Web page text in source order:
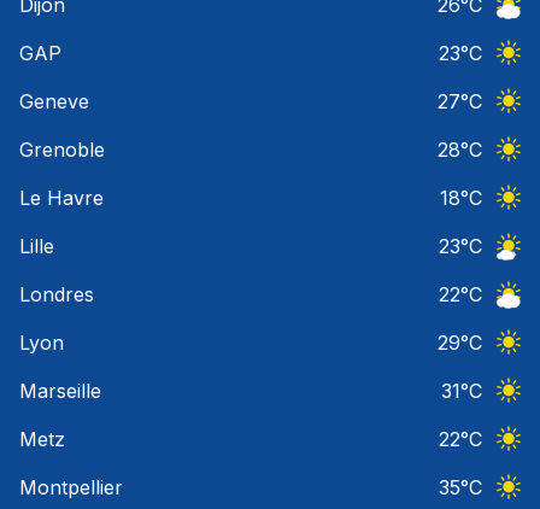
Dijon
26°C
GAP
23°C
Geneve
27°C
Grenoble
28°C
Le Havre
18°C
Lille
23°C
Londres
22°C
Lyon
29°C
Marseille
31°C
Metz
22°C
Montpellier
35°C